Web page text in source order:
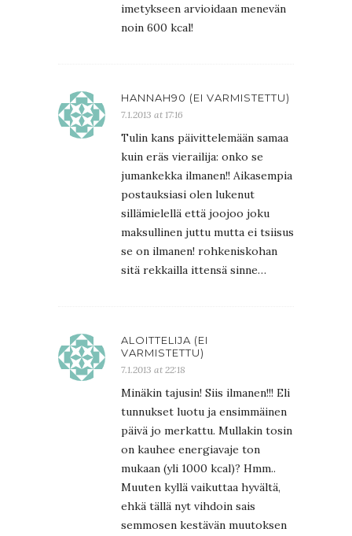
imetykseen arvioidaan menevän
noin 600 kcal!
HANNAH90 (EI VARMISTETTU)
7.1.2013 at 17:16
Tulin kans päivittelemään samaa
kuin eräs vierailija: onko se
jumankekka ilmanen!! Aikasempia
postauksiasi olen lukenut
sillämielellä että joojoo joku
maksullinen juttu mutta ei tsiisus
se on ilmanen! rohkeniskohan
sitä rekkailla ittensä sinne…
ALOITTELIJA (EI
VARMISTETTU)
7.1.2013 at 22:18
Minäkin tajusin! Siis ilmanen!!! Eli
tunnukset luotu ja ensimmäinen
päivä jo merkattu. Mullakin tosin
on kauhee energiavaje ton
mukaan (yli 1000 kcal)? Hmm..
Muuten kyllä vaikuttaa hyvältä,
ehkä tällä nyt vihdoin sais
semmosen kestävän muutoksen